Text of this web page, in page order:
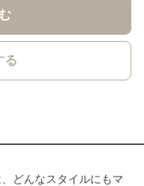
る
どんなスタイルにもマ